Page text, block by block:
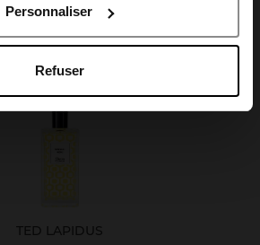
Personnaliser
Refuser
quelque chose ?
TED LAPIDUS
April Luxembourg